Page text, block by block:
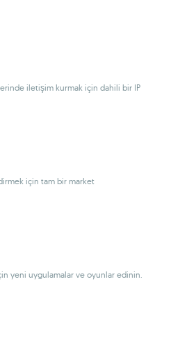
iletişim kurmak için dahili bir IP
için tam bir market
yeni uygulamalar ve oyunlar edinin.